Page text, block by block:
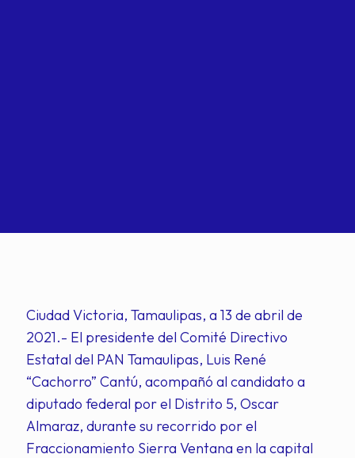
Ciudad Victoria, Tamaulipas, a 13 de abril de
2021.- El presidente del Comité Directivo
Estatal del PAN Tamaulipas, Luis René
“Cachorro” Cantú, acompañó al candidato a
diputado federal por el Distrito 5, Oscar
Almaraz, durante su recorrido por el
Fraccionamiento Sierra Ventana en la capital